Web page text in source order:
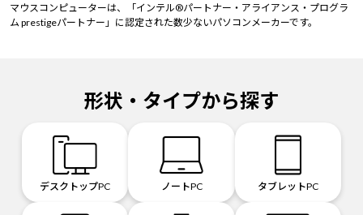
マウスコンピューターは、「インテル®パートナー・アライアンス・プログラ
ム prestigeパートナー」に認定された数少ないパソコンメーカーです。
形状・タイプから探す
デスクトップPC ノートPC タブレットPC